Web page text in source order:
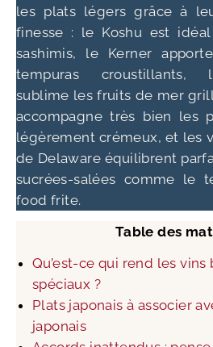
les plats légers grâce à
finesse : le Koshu est
sashimis, le Kerner
tempuras croustillants,
sublime les fruits de mer
accompagne très bien les
légèrement crémeux, et les
de Delaware équilibrent
sucrées-salées comme le
food frite.
Table des
Qu’est-ce qui rend les vins
spéciaux ?
Plats japonais à associer
japonais